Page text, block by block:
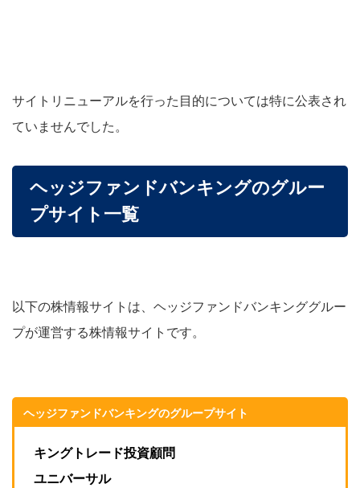
サイトリニューアルを行った目的については特に公表され
ていませんでした。
ヘッジファンドバンキングのグルー
プサイト一覧
以下の株情報サイトは、ヘッジファンドバンキンググルー
プが運営する株情報サイトです。
ヘッジファンドバンキングのグループサイト
キングトレード投資顧問
ユニバーサル